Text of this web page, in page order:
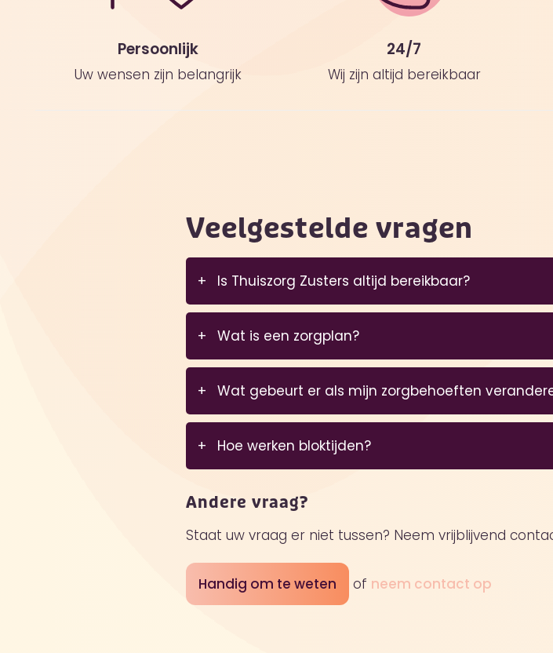
Persoonlijk
Uw wensen zijn belangrijk
24/7
Wij zijn altijd bereikbaar
Veelgestelde vragen
Is Thuiszorg Zusters altijd bereikbaar?
zorg die op dat moment gewenst is.
Wat is een zorgplan?
tussen de client en Thuiszorg Zusters zijn
verwachtingen zijn en kunnen hier geen
Wat gebeurt er als mijn zorgbehoeften
ervoor te zorgen dat u altijd de juiste zorg ontvangt.
Hoe werken bloktijden?
twee uur kunnen langskomen. Bijvoorbeeld tussen
wenstijden doorgeven. In Caren Zorgt kunnen de
zorgverleners komen. Zorgverleners kunnen één
Andere vraag?
Staat uw vraag er niet tussen? Neem vrijblijvend
Handig om te weten of neem contact op